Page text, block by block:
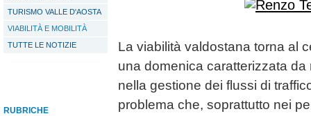
TURISMO VALLE D'AOSTA
VIABILITÀ E MOBILITÀ
TUTTE LE NOTIZIE
RUBRICHE
La viabilità valdostana torna al
una domenica caratterizzata da
nella gestione dei flussi di
problema che, soprattutto nei